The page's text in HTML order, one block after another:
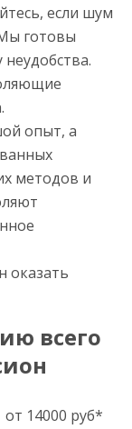
если шум
готовы
опыт, а
методов и
оказать
всего
от 14000 руб*